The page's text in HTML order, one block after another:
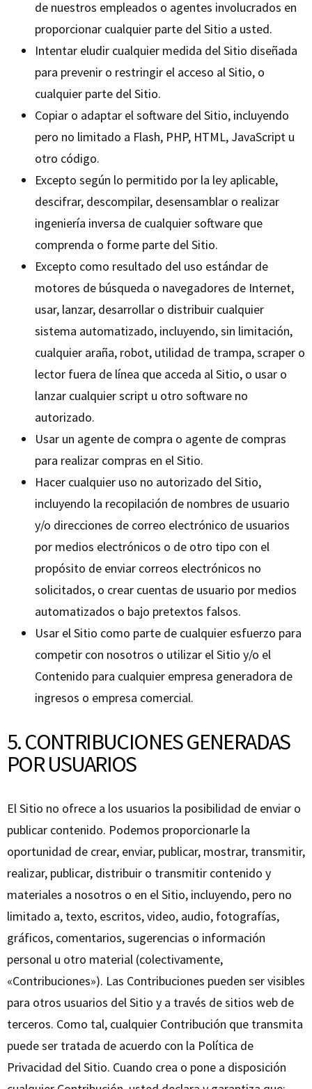
de nuestros empleados o agentes involucrados en
proporcionar cualquier parte del Sitio a usted.
Intentar eludir cualquier medida del Sitio diseñada
para prevenir o restringir el acceso al Sitio, o
cualquier parte del Sitio.
Copiar o adaptar el software del Sitio, incluyendo
pero no limitado a Flash, PHP, HTML, JavaScript u
otro código.
Excepto según lo permitido por la ley aplicable,
descifrar, descompilar, desensamblar o realizar
ingeniería inversa de cualquier software que
comprenda o forme parte del Sitio.
Excepto como resultado del uso estándar de
motores de búsqueda o navegadores de Internet,
usar, lanzar, desarrollar o distribuir cualquier
sistema automatizado, incluyendo, sin limitación,
cualquier araña, robot, utilidad de trampa, scraper o
lector fuera de línea que acceda al Sitio, o usar o
lanzar cualquier script u otro software no
autorizado.
Usar un agente de compra o agente de compras
para realizar compras en el Sitio.
Hacer cualquier uso no autorizado del Sitio,
incluyendo la recopilación de nombres de usuario
y/o direcciones de correo electrónico de usuarios
por medios electrónicos o de otro tipo con el
propósito de enviar correos electrónicos no
solicitados, o crear cuentas de usuario por medios
automatizados o bajo pretextos falsos.
Usar el Sitio como parte de cualquier esfuerzo para
competir con nosotros o utilizar el Sitio y/o el
Contenido para cualquier empresa generadora de
ingresos o empresa comercial.
5. CONTRIBUCIONES GENERADAS
POR USUARIOS
El Sitio no ofrece a los usuarios la posibilidad de enviar o
publicar contenido. Podemos proporcionarle la
oportunidad de crear, enviar, publicar, mostrar, transmitir,
realizar, publicar, distribuir o transmitir contenido y
materiales a nosotros o en el Sitio, incluyendo, pero no
limitado a, texto, escritos, video, audio, fotografías,
gráficos, comentarios, sugerencias o información
personal u otro material (colectivamente,
«Contribuciones»). Las Contribuciones pueden ser visibles
para otros usuarios del Sitio y a través de sitios web de
terceros. Como tal, cualquier Contribución que transmita
puede ser tratada de acuerdo con la Política de
Privacidad del Sitio. Cuando crea o pone a disposición